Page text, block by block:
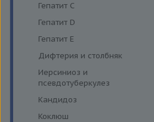
Гепатит C
Гепатит D
Гепатит E
Дифтерия и столбняк
Иерсиниоз и
псевдотуберкулез
Кандидоз
Коклюш